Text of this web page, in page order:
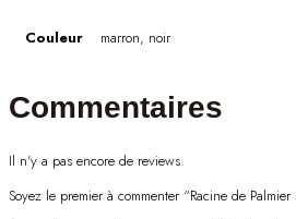
Couleur marron, noir
Commentaires
Il n'y a pas encore de reviews.
Soyez le premier à commenter “Racine de